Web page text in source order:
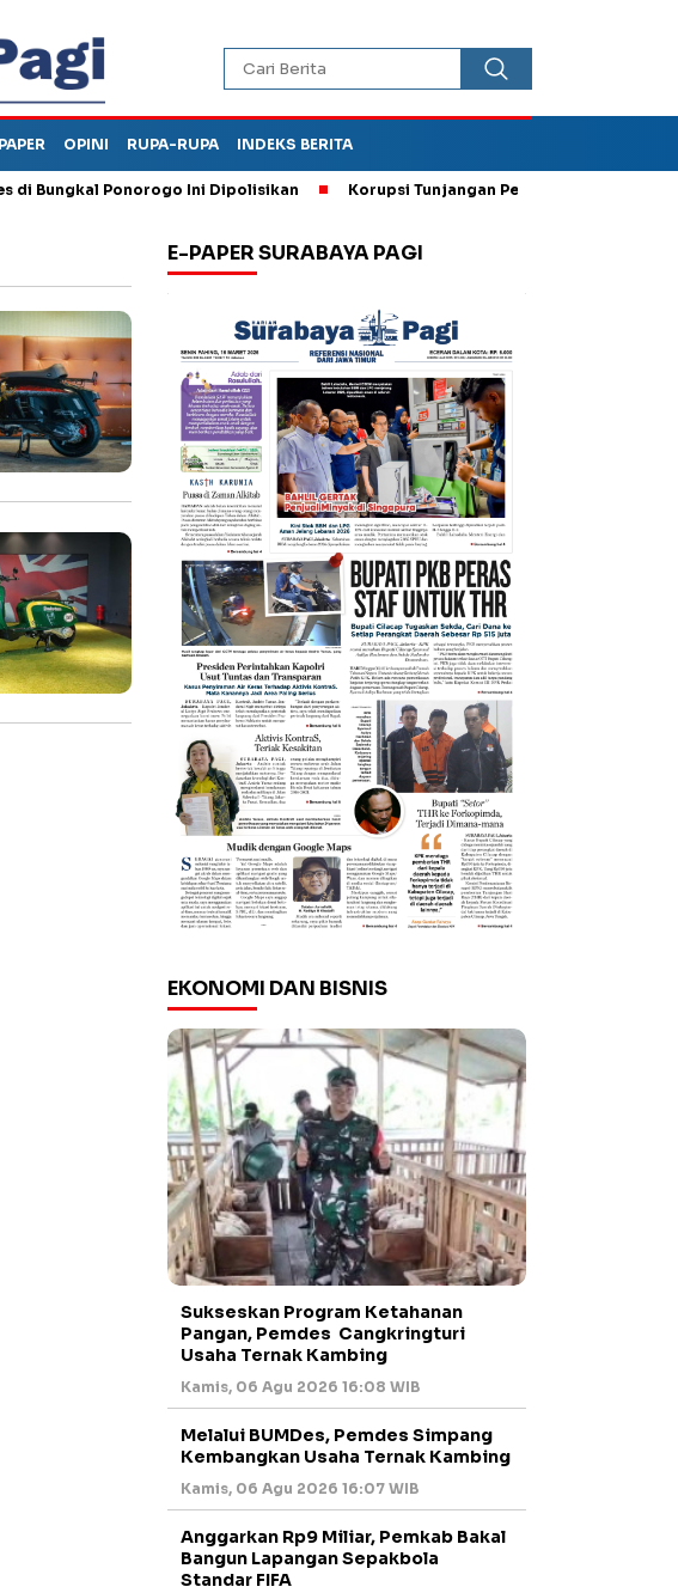
OPINI RUPA-RUPA INDEKS BERITA
Ponorogo Ini Dipolisikan Korupsi Tunjangan Perumahan DPRD
E-PAPER SURABAYA PAGI
EKONOMI DAN BISNIS
Sukseskan Program Ketahanan
Pangan, Pemdes Cangkringturi
Usaha Ternak Kambing
Kamis, 06 Agu 2026 16:08 WIB
Melalui BUMDes, Pemdes Simpang
Kembangkan Usaha Ternak Kambing
Kamis, 06 Agu 2026 16:07 WIB
Anggarkan Rp9 Miliar, Pemkab Bakal
Bangun Lapangan Sepakbola
Standar FIFA